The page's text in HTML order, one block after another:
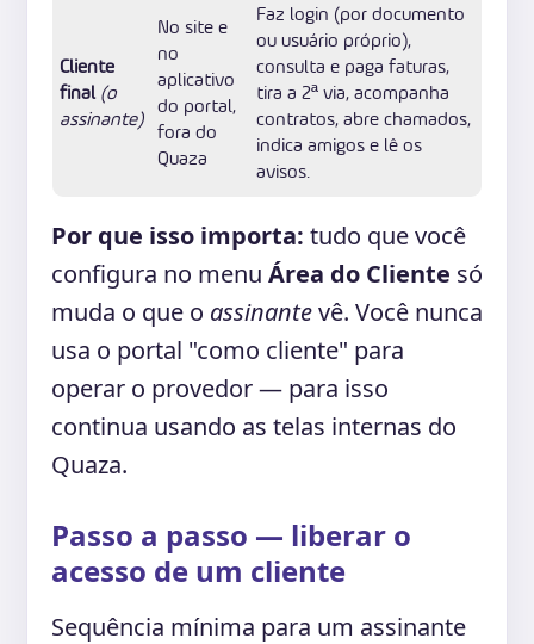
Cliente
final (o
assinante)
No site e
no
aplicativo
do portal,
fora do
Quaza
Faz login (por documento
ou usuário próprio),
consulta e paga faturas,
tira a 2ª via, acompanha
contratos, abre chamados,
indica amigos e lê os
avisos.
Por que isso importa: tudo que você
configura no menu Área do Cliente só
muda o que o assinantevê. Você nunca
usa o portal "como cliente" para
operar o provedor — para isso
continua usando as telas internas do
Quaza.
Passo a passo — liberar o
acesso de um cliente
Sequência mínima para um assinante